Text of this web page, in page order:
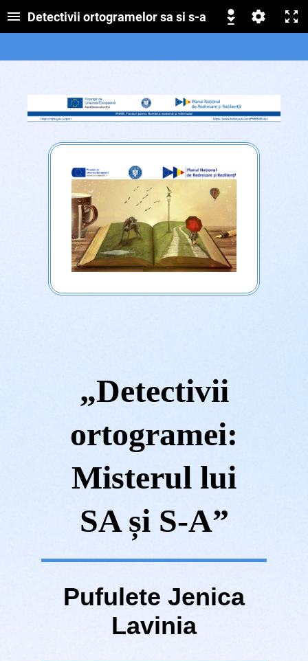
Detectivii ortogramelor sa si s-a
„Detectivii
ortogramei:
Misterul lui
SA și S-A”
Pufulete Jenica
Lavinia